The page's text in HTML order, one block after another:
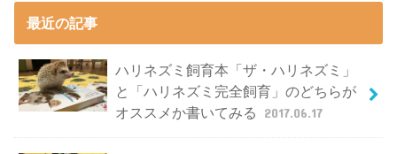
最近の記事
ハリネズミ飼育本「ザ・ハリネズミ」
と「ハリネズミ完全飼育」のどちらが
オススメか書いてみる
2017.06.17